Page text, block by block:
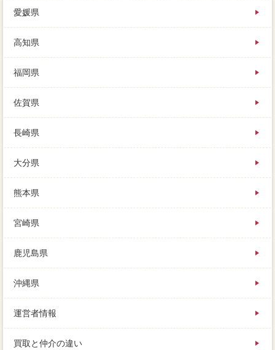
愛媛県
高知県
福岡県
佐賀県
長崎県
大分県
熊本県
宮崎県
鹿児島県
沖縄県
運営者情報
買取と仲介の違い